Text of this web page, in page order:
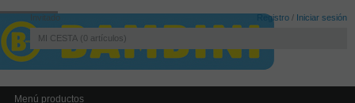
Invitado Registro / Iniciar sesión
MI CESTA 0 artículos
Menú productos